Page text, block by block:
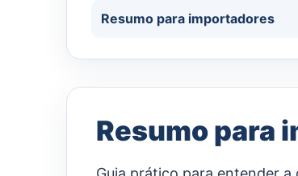
Resumo para importadores
Resumo para